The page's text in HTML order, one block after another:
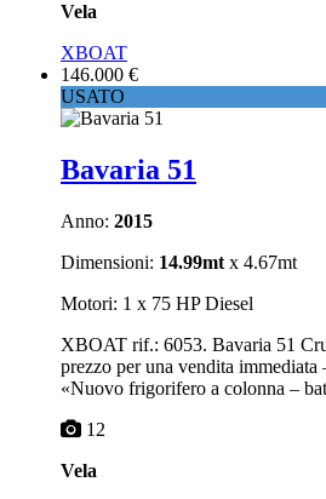
Vela
XBOAT
146.000 €
USATO
Bavaria 51
Anno: 2015
Dimensioni: 14.99mt x 4.67mt
Motori: 1 x 75 HP Diesel
XBOAT rif.: 6053. Bavaria 51
prezzo per una vendita
«Nuovo frigorifero a colonna –
12
Vela